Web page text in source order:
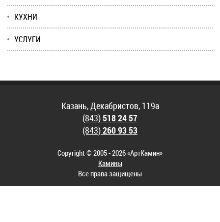
КУХНИ
УСЛУГИ
Казань, Декабристов, 119а
(843)518 24 57
(843)260 93 53
Copyright © 2005 - 2026 «АртКамин»
Камины
Все права защищены